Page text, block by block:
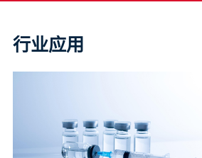
行业应用